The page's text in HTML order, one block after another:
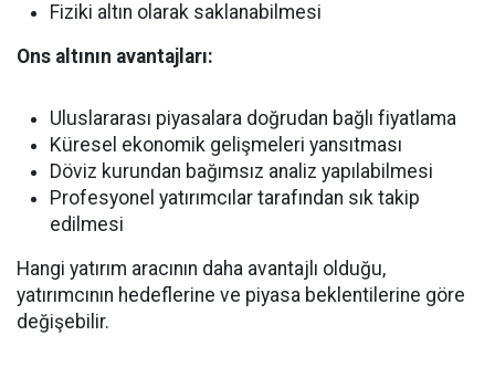
Fiziki altın olarak saklanabilmesi
Ons altının avantajları:
Uluslararası piyasalara doğrudan bağlı fiyatlama
Küresel ekonomik gelişmeleri yansıtması
Döviz kurundan bağımsız analiz yapılabilmesi
Profesyonel yatırımcılar tarafından sık takip
edilmesi
Hangi yatırım aracının daha avantajlı olduğu,
yatırımcının hedeflerine ve piyasa beklentilerine göre
değişebilir.